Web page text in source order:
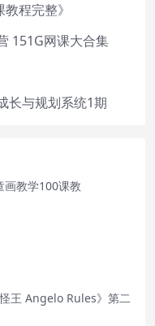
程完整》
151G网课大合集
长与规划系统1期
画教学100课教
王 Angelo Rules》第二